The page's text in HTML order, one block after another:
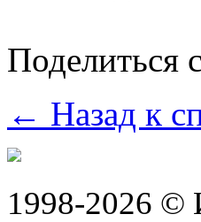
Поделиться
← Назад к
1998-2026 ©